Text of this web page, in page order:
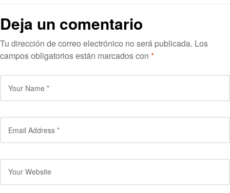
Deja un comentario
Tu dirección de correo electrónico no será publicada. Los
campos obligatorios están marcados con *